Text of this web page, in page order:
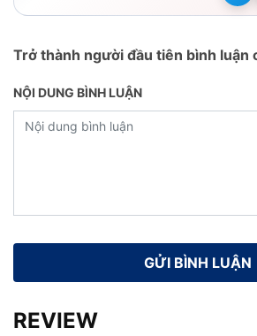
Trở thành người đầu tiên bình luận
NỘI DUNG BÌNH LUẬN
REVIEW